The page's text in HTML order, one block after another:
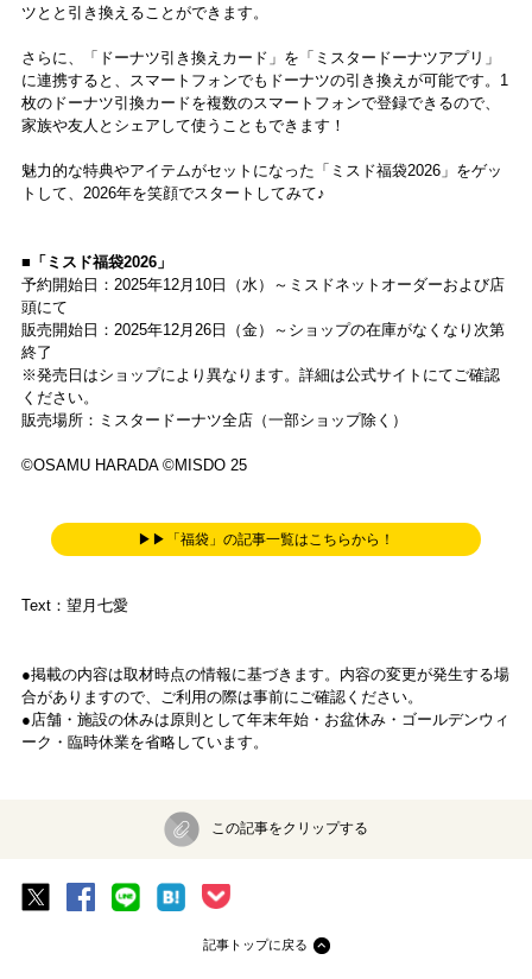
ツとと引き換えることができます。
さらに、「ドーナツ引き換えカード」を「ミスタードーナツアプリ」
に連携すると、スマートフォンでもドーナツの引き換えが可能です。1
枚のドーナツ引換カードを複数のスマートフォンで登録できるので、
家族や友人とシェアして使うこともできます！
魅力的な特典やアイテムがセットになった「ミスド福袋2026」をゲッ
トして、2026年を笑顔でスタートしてみて♪
■「ミスド福袋2026」
予約開始日：2025年12月10日（水）～ミスドネットオーダーおよび店
頭にて
販売開始日：2025年12月26日（金）～ショップの在庫がなくなり次第
終了
※発売日はショップにより異なります。詳細は公式サイトにてご確認
ください。
販売場所：ミスタードーナツ全店（一部ショップ除く）
©OSAMU HARADA ©MISDO 25
▶▶「福袋」の記事一覧はこちらから！
Text：望月七愛
●掲載の内容は取材時点の情報に基づきます。内容の変更が発生する場
合がありますので、ご利用の際は事前にご確認ください。
●店舗・施設の休みは原則として年末年始・お盆休み・ゴールデンウィ
ーク・臨時休業を省略しています。
この記事をクリップする
記事トップに戻る